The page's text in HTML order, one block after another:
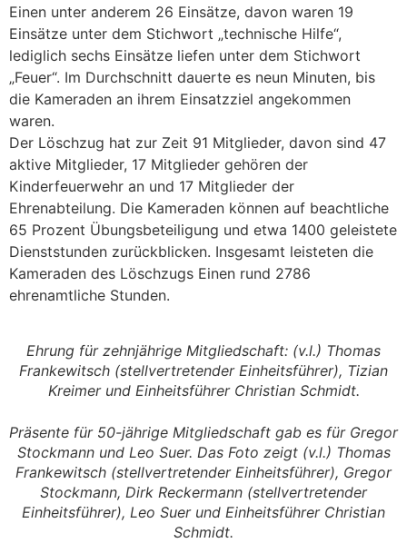
Einen unter anderem 26 Einsätze, davon waren 19
Einsätze unter dem Stichwort „technische Hilfe“,
lediglich sechs Einsätze liefen unter dem Stichwort
„Feuer“. Im Durchschnitt dauerte es neun Minuten, bis
die Kameraden an ihrem Einsatzziel angekommen
waren.
Der Löschzug hat zur Zeit 91 Mitglieder, davon sind 47
aktive Mitglieder, 17 Mitglieder gehören der
Kinderfeuerwehr an und 17 Mitglieder der
Ehrenabteilung. Die Kameraden können auf beachtliche
65 Prozent Übungsbeteiligung und etwa 1400 geleistete
Dienststunden zurückblicken. Insgesamt leisteten die
Kameraden des Löschzugs Einen rund 2786
ehrenamtliche Stunden.
Ehrung für zehnjährige Mitgliedschaft: (v.l.) Thomas
Frankewitsch (stellvertretender Einheitsführer), Tizian
Kreimer und Einheitsführer Christian Schmidt.
Präsente für 50-jährige Mitgliedschaft gab es für Gregor
Stockmann und Leo Suer. Das Foto zeigt (v.l.) Thomas
Frankewitsch (stellvertretender Einheitsführer), Gregor
Stockmann, Dirk Reckermann (stellvertretender
Einheitsführer), Leo Suer und Einheitsführer Christian
Schmidt.